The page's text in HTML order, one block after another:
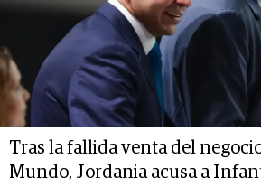
Tras la fallida venta del
Mundo, Jordania acusa a